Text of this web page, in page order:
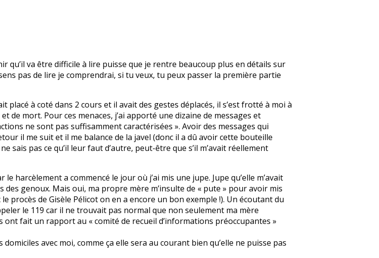
qu’il va être difficile à lire puisse que je rentre beaucoup plus en détails sur
pas de lire je comprendrai, si tu veux, tu peux passer la première partie
à coté dans 2 cours et il avait des gestes déplacés, il s’est frotté à moi à
mort. Pour ces menaces, j’ai apporté une dizaine de messages et
ne sont pas suffisamment caractérisées ». Avoir des messages qui
il me suit et il me balance de la javel (donc il a dû avoir cette bouteille
pas ce qu’il leur faut d’autre, peut-être que s’il m’avait réellement
harcèlement a commencé le jour où j’ai mis une jupe. Jupe qu’elle m’avait
genoux. Mais oui, ma propre mère m’insulte de « pute » pour avoir mis
procès de Gisèle Pélicot on en a encore un bon exemple !). Un écoutant du
le 119 car il ne trouvait pas normal que non seulement ma mère
ont fait un rapport au « comité de recueil d’informations préoccupantes »
avec moi, comme ça elle sera au courant bien qu’elle ne puisse pas